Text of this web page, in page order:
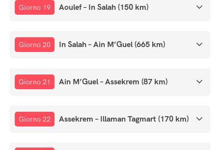
Giorno 19 Aoulef – In Salah (150 km)
Giorno 20 In Salah – Ain M’Guel (665 km)
Giorno 21 Ain M’Guel – Assekrem (87 km)
Giorno 22 Assekrem – Illaman Tagmart (170 km)